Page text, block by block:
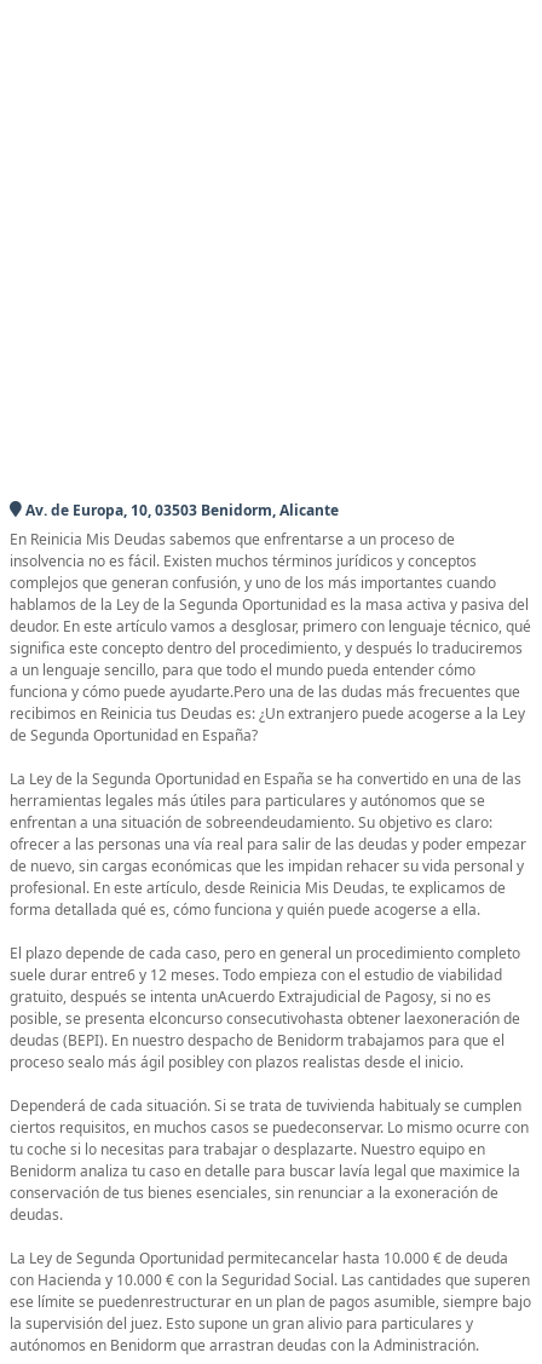
Av. de Europa, 10, 03503 Benidorm, Alicante
En Reinicia Mis Deudas sabemos que enfrentarse a un proceso de
insolvencia no es fácil. Existen muchos términos jurídicos y conceptos
complejos que generan confusión, y uno de los más importantes cuando
hablamos de la Ley de la Segunda Oportunidad es la masa activa y pasiva del
deudor. En este artículo vamos a desglosar, primero con lenguaje técnico, qué
significa este concepto dentro del procedimiento, y después lo traduciremos
a un lenguaje sencillo, para que todo el mundo pueda entender cómo
funciona y cómo puede ayudarte.Pero una de las dudas más frecuentes que
recibimos en Reinicia tus Deudas es: ¿Un extranjero puede acogerse a la Ley
de Segunda Oportunidad en España?
La Ley de la Segunda Oportunidad en España se ha convertido en una de las
herramientas legales más útiles para particulares y autónomos que se
enfrentan a una situación de sobreendeudamiento. Su objetivo es claro:
ofrecer a las personas una vía real para salir de las deudas y poder empezar
de nuevo, sin cargas económicas que les impidan rehacer su vida personal y
profesional. En este artículo, desde Reinicia Mis Deudas, te explicamos de
forma detallada qué es, cómo funciona y quién puede acogerse a ella.
El plazo depende de cada caso, pero en general un procedimiento completo
suele durar entre6 y 12 meses. Todo empieza con el estudio de viabilidad
gratuito, después se intenta unAcuerdo Extrajudicial de Pagosy, si no es
posible, se presenta elconcurso consecutivohasta obtener laexoneración de
deudas (BEPI). En nuestro despacho de Benidorm trabajamos para que el
proceso sealo más ágil posibley con plazos realistas desde el inicio.
Dependerá de cada situación. Si se trata de tuvivienda habitualy se cumplen
ciertos requisitos, en muchos casos se puedeconservar. Lo mismo ocurre con
tu coche si lo necesitas para trabajar o desplazarte. Nuestro equipo en
Benidorm analiza tu caso en detalle para buscar lavía legal que maximice la
conservación de tus bienes esenciales, sin renunciar a la exoneración de
deudas.
La Ley de Segunda Oportunidad permitecancelar hasta 10.000 € de deuda
con Hacienda y 10.000 € con la Seguridad Social. Las cantidades que superen
ese límite se puedenrestructurar en un plan de pagos asumible, siempre bajo
la supervisión del juez. Esto supone un gran alivio para particulares y
autónomos en Benidorm que arrastran deudas con la Administración.